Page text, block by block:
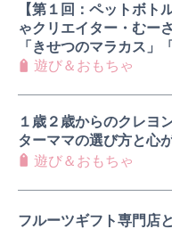
【第１回：ペットボト
ゃクリエイター・むー
「きせつのマラカス」
ばけつちゃん」
遊び＆おもちゃ
１歳２歳からのクレヨ
ターママの選び方と心
遊び＆おもちゃ
フルーツギフト専門店